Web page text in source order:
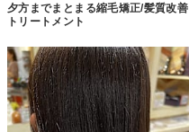
夕方までまとまる縮毛矯正/髪質改善
トリートメント